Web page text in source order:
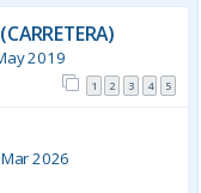
2019
1 2 3 4 5
2026